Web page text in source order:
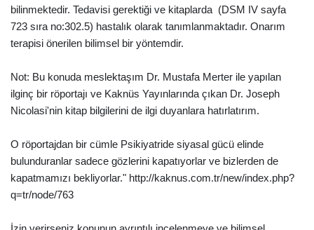
bilinmektedir. Tedavisi gerektiği ve kitaplarda (DSM IV sayfa
723 sıra no:302.5) hastalık olarak tanımlanmaktadır. Onarım
terapisi önerilen bilimsel bir yöntemdir.
Not: Bu konuda meslektaşım Dr. Mustafa Merter ile yapılan
ilginç bir röportajı ve Kaknüs Yayınlarında çıkan Dr. Joseph
Nicolasi'nin kitap bilgilerini de ilgi duyanlara hatırlatırım.
O röportajdan bir cümle Psikiyatride siyasal gücü elinde
bulunduranlar sadece gözlerini kapatıyorlar ve bizlerden de
kapatmamızı bekliyorlar." http://kaknus.com.tr/new/index.php?
q=tr/node/763